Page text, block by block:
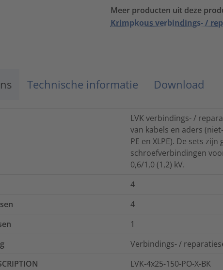
Meer producten uit deze
Krimpkous verbindings- /
Technische informatie Download
LVK verbindings- /
van kabels en aders
PE en XLPE). De sets
schroefverbindingen
0,6/1,0 (1,2) kV.
4
4
1
Verbindings- /
LVK-4x25-150-PO-X-BK